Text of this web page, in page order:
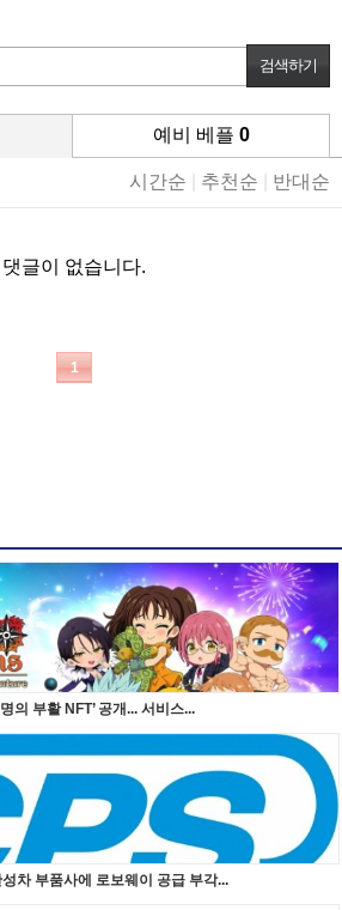
예비 베플 0
시간순 추천순 반대순
댓글이 없습니다.
1
의 부활 NFT’ 공개... 서비스...
차 부품사에 로보웨이 공급 부각...